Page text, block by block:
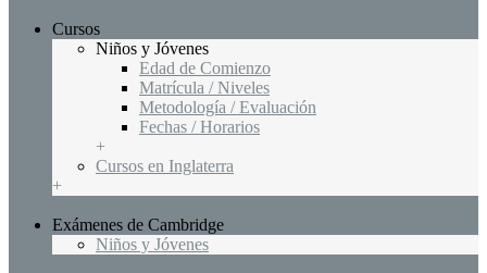
Cursos
Niños y Jóvenes
Edad de Comienzo
Matrícula / Niveles
Metodología / Evaluación
Fechas / Horarios
+
Cursos en Inglaterra
+
Exámenes de Cambridge
Niños y Jóvenes